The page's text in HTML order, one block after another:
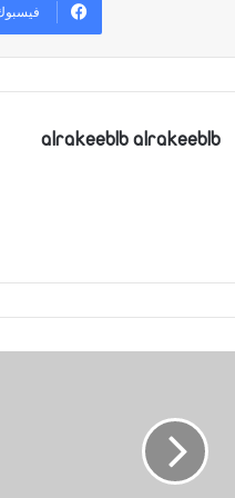
alrakeeblb alrakeeblb